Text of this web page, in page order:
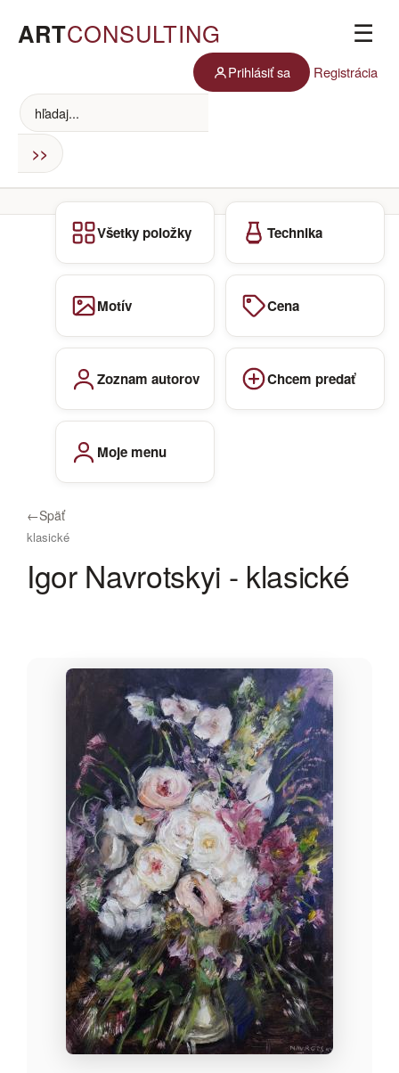
ARTCONSULTING ☰
Prihlásiť sa Registrácia
Všetky položky Technika
Motív Cena
Zoznam autorov Chcem predať
Moje menu
←Späť
klasické
Igor Navrotskyi - klasické